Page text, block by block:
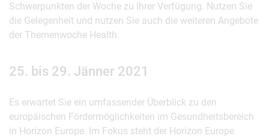
Schwerpunkten der Woche zu Ihrer Verfügung. Nutzen Sie
die Gelegenheit und nutzen Sie auch die weiteren Angebote
der Themenwoche Health.
25. bis 29. Jänner 2021
Es erwartet Sie ein umfassender Überblick zu den
europäischen Fördermöglichkeiten im Gesundheitsbereich
in Horizon Europe. Im Fokus steht der Horizon Europe